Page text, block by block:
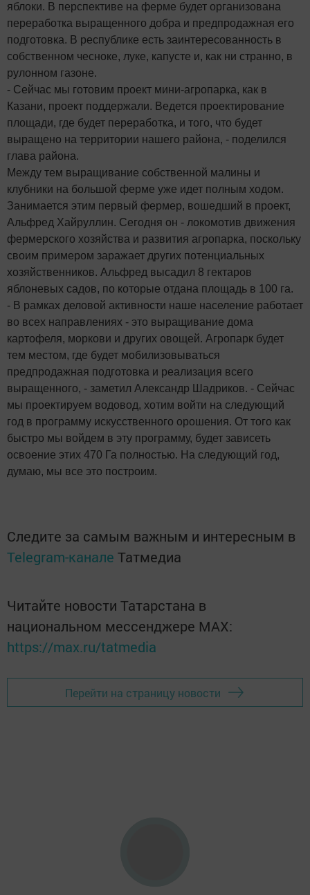
яблоки. В перспективе на ферме будет организована
переработка выращенного добра и предпродажная его
подготовка. В республике есть заинтересованность в
собственном чесноке, луке, капусте и, как ни странно, в
рулонном газоне.
- Сейчас мы готовим проект мини-агропарка, как в
Казани, проект поддержали. Ведется проектирование
площади, где будет переработка, и того, что будет
выращено на территории нашего района, - поделился
глава района.
Между тем выращивание собственной малины и
клубники на большой ферме уже идет полным ходом.
Занимается этим первый фермер, вошедший в проект,
Альфред Хайруллин. Сегодня он - локомотив движения
фермерского хозяйства и развития агропарка, поскольку
своим примером заражает других потенциальных
хозяйственников. Альфред высадил 8 гектаров
яблоневых садов, по которые отдана площадь в 100 га.
- В рамках деловой активности наше население работает
во всех направлениях - это выращивание дома
картофеля, моркови и других овощей. Агропарк будет
тем местом, где будет мобилизовываться
предпродажная подготовка и реализация всего
выращенного, - заметил Александр Шадриков. - Сейчас
мы проектируем водовод, хотим войти на следующий
год в программу искусственного орошения. От того как
быстро мы войдем в эту программу, будет зависеть
освоение этих 470 Га полностью. На следующий год,
думаю, мы все это построим.
Следите за самым важным и интересным в
Telegram-канале Татмедиа
Читайте новости Татарстана в
национальном мессенджере MАХ:
https://max.ru/tatmedia
Перейти на страницу новости